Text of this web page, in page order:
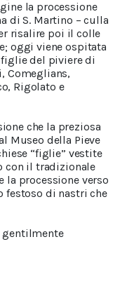
la processione
di S. Martino – culla
risalire poi il colle
oggi viene ospitata
figlie del piviere di
Comeglians,
Rigolato e
che la preziosa
Museo della Pieve
“figlie” vestite
con il tradizionale
la processione verso
festoso di nastri che
gentilmente